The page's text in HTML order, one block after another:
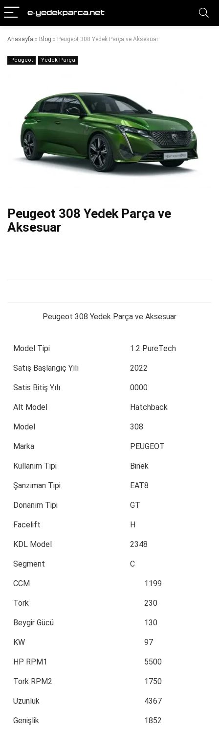
Anasayfa » Blog » Peugeot 308 Yedek Parça ve Aksesuar
Peugeot Yedek Parça
Peugeot 308 Yedek Parça ve
Aksesuar
Peugeot 308 Yedek Parça ve Aksesuar
Model Tipi 1.2 PureTech
Satış Başlangıç Yılı 2022
Satis Bitiş Yılı 0000
Alt Model Hatchback
Model 308
Marka PEUGEOT
Kullanım Tipi Binek
Şanzıman Tipi EAT8
Donanım Tipi GT
Facelift H
KDL Model 2348
Segment C
CCM 1199
Tork 230
Beygir Gücü 130
KW 97
HP RPM1 5500
Tork RPM2 1750
Uzunluk 4367
Genişlik 1852